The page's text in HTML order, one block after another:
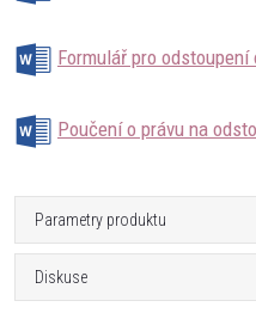
Formulář pro
Poučení o právu na
Parametry produktu
Diskuse